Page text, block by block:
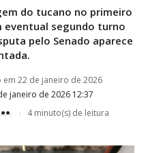
do tucano no primeiro
eventual segundo turno
pelo Senado aparece
janeiro de 2026 12:37
em 22 de janeiro de 2026
4 minuto(s) de leitura